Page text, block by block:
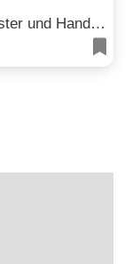
Bau und Architektur und Dienstleister und Handwerker